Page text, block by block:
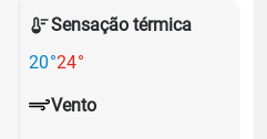
Sensação térmica
20°24°
Vento